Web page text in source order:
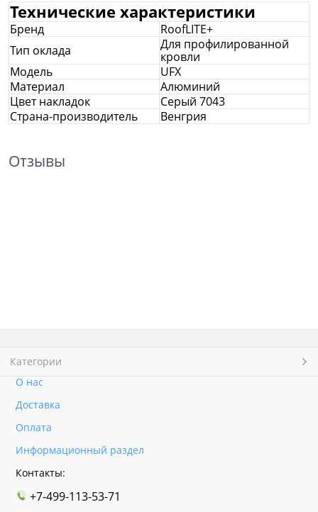
Технические характеристики
Бренд
RoofLITE+
Тип оклада
Для профилированной
кровли
Модель
UFX
Материал
Алюминий
Цвет накладок
Серый 7043
Страна-производитель
Венгрия
Отзывы
Категории
О нас
Доставка
Оплата
Информационный раздел
Контакты:
+7-499-113-53-71